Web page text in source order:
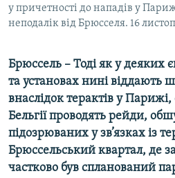
Усі сайти RFE/RL
у причетності до нападів у
неподалік від Брюсселя. 16
Брюссель – Тоді як у деяких
та установах нині віддають
внаслідок терактів у
Бельгії проводять рейди,
підозрюваних у зв’язках із
Брюссельський квартал, де
частково був спланований